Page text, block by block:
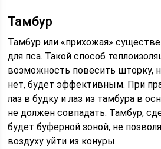
Тамбур
Тамбур или «прихожая»
для пса. Такой способ
возможность повесить шторку,
нет, будет эффективным. При
лаз в будку и лаз из тамбура в
не должен совпадать. Тамбур,
будет буферной зоной, не
воздуху уйти из конуры.